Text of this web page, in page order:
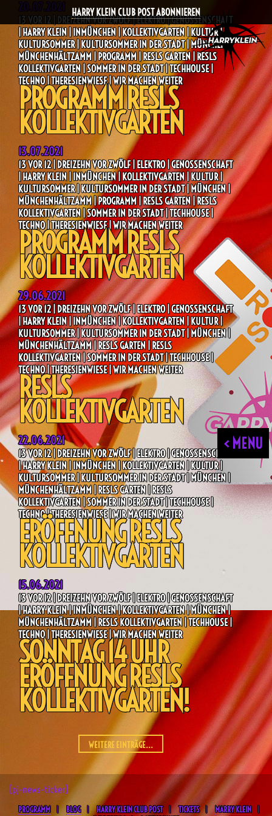
HARRY KLEIN CLUB POST ABONNIEREN
< MENU
20.07.2021
13 VOR 12 | DREIZEHN VOR ZWÖLF | ELEKTRO | GENOSSENSCHAFT
| HARRY KLEIN | INMÜNCHEN | KOLLEKTIVGARTEN | KULTUR |
KULTURSOMMER | KULTURSOMMER IN DER STADT | MÜNCHEN |
MÜNCHENHÄLTZAMM | PROGRAMM | RESLS GARTEN | RESLS
KOLLEKTIVGARTEN | SOMMER IN DER STADT | TECHHOUSE |
TECHNO | THERESIENWIESE | WIR MACHEN WEITER
PROGRAMM RESLS
KOLLEKTIVGARTEN
13.07.2021
13 VOR 12 | DREIZEHN VOR ZWÖLF | ELEKTRO | GENOSSENSCHAFT
| HARRY KLEIN | INMÜNCHEN | KOLLEKTIVGARTEN | KULTUR |
KULTURSOMMER | KULTURSOMMER IN DER STADT | MÜNCHEN |
MÜNCHENHÄLTZAMM | PROGRAMM | RESLS GARTEN | RESLS
KOLLEKTIVGARTEN | SOMMER IN DER STADT | TECHHOUSE |
TECHNO | THERESIENWIESE | WIR MACHEN WEITER
PROGRAMM RESLS
KOLLEKTIVGARTEN
29.06.2021
13 VOR 12 | DREIZEHN VOR ZWÖLF | ELEKTRO | GENOSSENSCHAFT
| HARRY KLEIN | INMÜNCHEN | KOLLEKTIVGARTEN | KULTUR |
KULTURSOMMER | KULTURSOMMER IN DER STADT | MÜNCHEN |
MÜNCHENHÄLTZAMM | RESLS GARTEN | RESLS
KOLLEKTIVGARTEN | SOMMER IN DER STADT | TECHHOUSE |
TECHNO | THERESIENWIESE | WIR MACHEN WEITER
RESLS
KOLLEKTIVGARTEN
22.06.2021
13 VOR 12 | DREIZEHN VOR ZWÖLF | ELEKTRO | GENOSSENSCHAFT
| HARRY KLEIN | INMÜNCHEN | KOLLEKTIVGARTEN | KULTUR |
KULTURSOMMER | KULTURSOMMER IN DER STADT | MÜNCHEN |
MÜNCHENHÄLTZAMM | RESLS GARTEN | RESLS
KOLLEKTIVGARTEN | SOMMER IN DER STADT | TECHHOUSE |
TECHNO | THERESIENWIESE | WIR MACHEN WEITER
ERÖFFNUNG RESLS
KOLLEKTIVGARTEN
15.06.2021
13 VOR 12 | DREIZEHN VOR ZWÖLF | ELEKTRO | GENOSSENSCHAFT
| HARRY KLEIN | INMÜNCHEN | KOLLEKTIVGARTEN | MÜNCHEN |
MÜNCHENHÄLTZAMM | RESLS KOLLEKTIVGARTEN | TECHHOUSE |
TECHNO | THERESIENWIESE | WIR MACHEN WEITER
SONNTAG 14 UHR
ERÖFFNUNG RESLS
KOLLEKTIVGARTEN!
WEITERE EINTRÄGE...
[pj-news-ticker]
PROGRAMM BLOG HARRY KLEIN CLUB POST TICKETS
MARRY KLEIN